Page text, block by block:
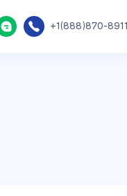
+1(888)870-8911